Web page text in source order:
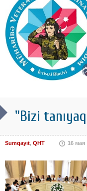
"Bizi
Sumqayıt, QHT 16 мая